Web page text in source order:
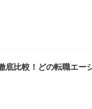
底比較！どの転職エー